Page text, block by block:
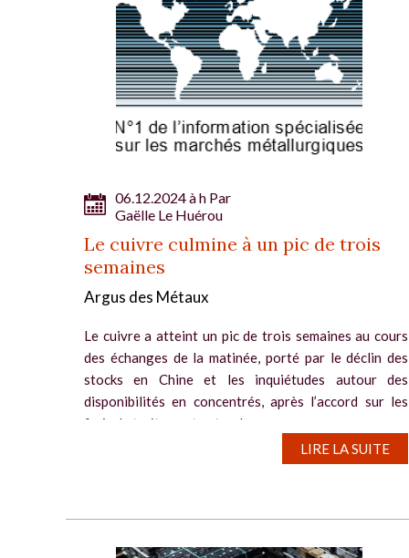
06.12.2024 à h Par
Gaëlle Le Huérou
Le cuivre culmine à un pic de trois
semaines
Argus des Métaux
Le cuivre a atteint un pic de trois semaines au cours
des échanges de la matinée, porté par le déclin des
stocks en Chine et les inquiétudes autour des
disponibilités en concentrés, après l’accord sur les
frais de traitement entre deux...
LIRE LA SUITE